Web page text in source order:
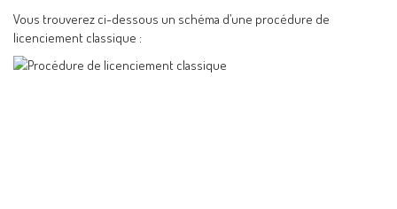
Vous trouverez ci-dessous un schéma d’une procédure de
licenciement classique :